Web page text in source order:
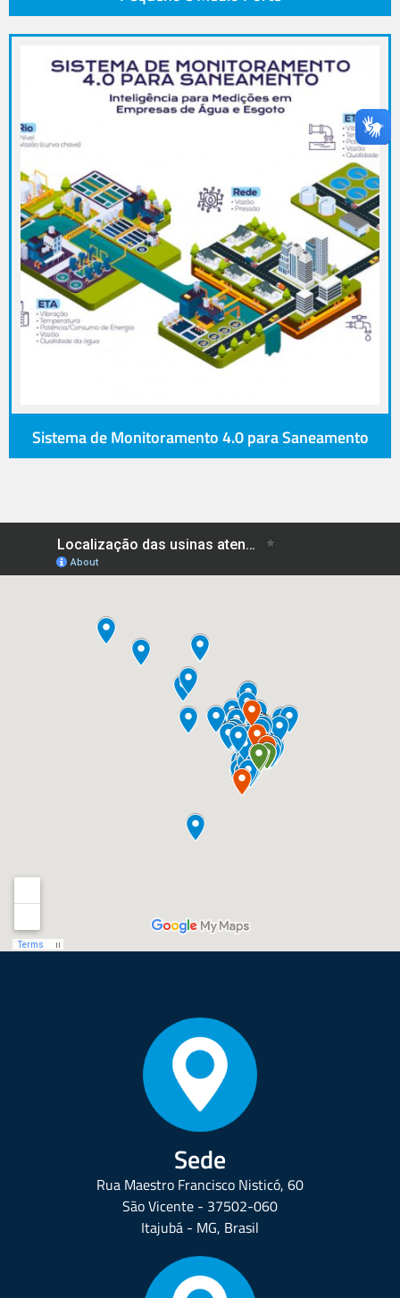
Sistema de Monitoramento 4.0 para Saneamento
Sede
Rua Maestro Francisco Nisticó, 60
São Vicente - 37502-060
Itajubá - MG, Brasil